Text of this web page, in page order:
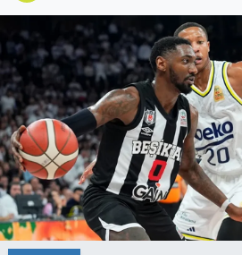
Dursunbey
Edremit
EĞİTİM
EKONOMİ
Erdek